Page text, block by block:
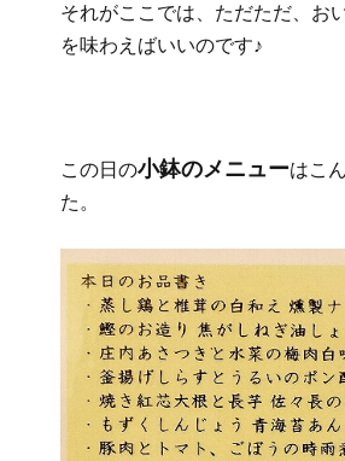
それがここでは、ただただ、お
を味わえばいいのです♪
この日の小鉢のメニューはこ
た。